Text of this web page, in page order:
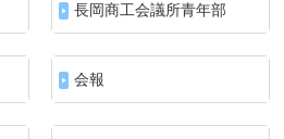
長岡商工会議所青年部
会報